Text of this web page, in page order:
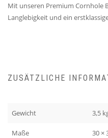
Mit unseren Premium Cornhole
Langlebigkeit und ein
ZUSÄTZLICHE
Gewicht 3,5
Maße 30 ×